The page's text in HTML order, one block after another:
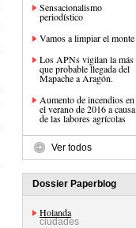
Sensacionalismo
periodístico
Vamos a limpiar el monte
Los APNs vigilan la más
que probable llegada del
Mapache a Aragón.
Aumento de incendios en
el verano de 2016 a causa
de las labores agrícolas
Ver todos
Dossier Paperblog
Holanda
ciudades